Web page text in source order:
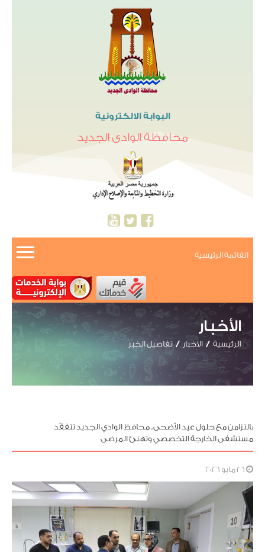
البوابة الالكترونية
محافظة الوادى الجديد
القائمة الرئيسية
الأخبار
الرئيسية الاخبار تفاصيل الخبر
بالتزامن مع حلول عيد الأضحى.. محافظ الوادي الجديد تتفقّد
مستشفى الخارجة التخصصي وتهنئ المرضى